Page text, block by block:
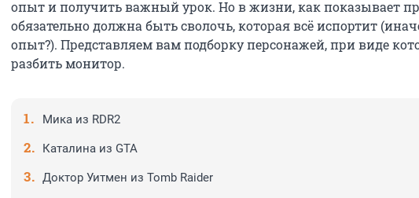
опыт и получить важный урок. Но в жизни, как показывает
обязательно должна быть сволочь, которая всё испортит
опыт?). Представляем вам подборку персонажей, при виде
разбить монитор.
Мика из RDR2
Каталина из GTA
Доктор Уитмен из Tomb Raider